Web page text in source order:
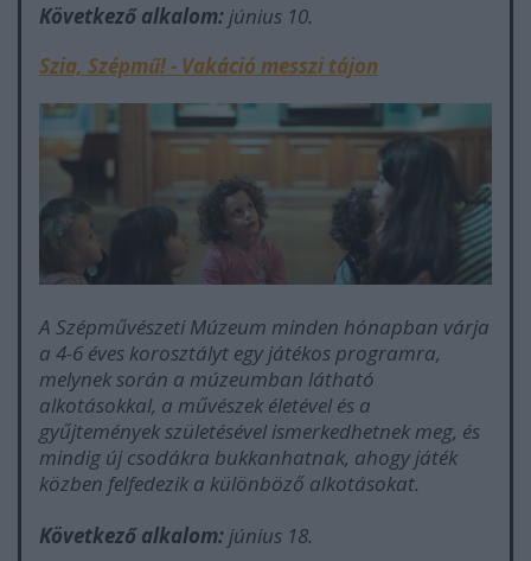
Következő alkalom: június 10.
Szia, Szépmű! - Vakáció messzi tájon
A Szépművészeti Múzeum minden hónapban várja
a 4-6 éves korosztályt egy játékos programra,
melynek során a múzeumban látható
alkotásokkal, a művészek életével és a
gyűjtemények születésével ismerkedhetnek meg, és
mindig új csodákra bukkanhatnak, ahogy játék
közben felfedezik a különböző alkotásokat.
Következő alkalom: június 18.